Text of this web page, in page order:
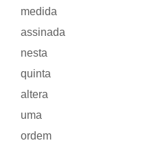
medida
assinada
nesta
quinta
altera
uma
ordem